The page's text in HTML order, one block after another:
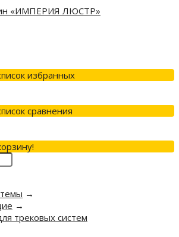
избранных
сравнения
→
→
трековых систем